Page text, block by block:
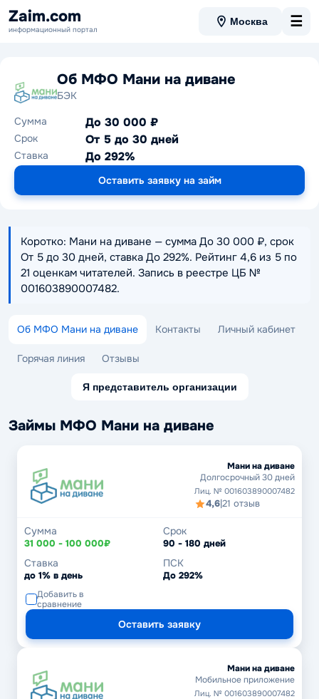
Zaim.com
информационный портал
Москва ☰
Об МФО Мани на диване
БЭК
Сумма
До 30 000 ₽
Срок От 5 до 30 дней
Ставка До 292%
Оставить заявку на займ
Коротко: Мани на диване — сумма До 30 000 ₽, срок
От 5 до 30 дней, ставка До 292%. Рейтинг 4,6 из 5 по
21 оценкам читателей. Запись в реестре ЦБ №
001603890007482.
Об МФО Мани на диване Контакты Личный кабинет
Горячая линия Отзывы
Я представитель организации
Займы МФО Мани на диване
Мани на диване
Долгосрочный 30 дней
Лиц. № 001603890007482
4,6|21 отзыв
Сумма
31 000 - 100 000₽
Срок
90 - 180 дней
Ставка
до 1% в день
ПСК
До 292%
Добавить в
сравнение
Оставить заявку
Мани на диване
Мобильное приложение
Лиц. № 001603890007482